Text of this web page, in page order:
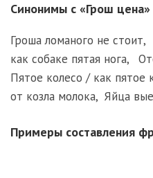
Синонимы с «Грош цена»
Гроша ломаного не стоит,
как собаке пятая нога,
Пятое колесо / как пятое
от козла молока, Яйца
Примеры составления